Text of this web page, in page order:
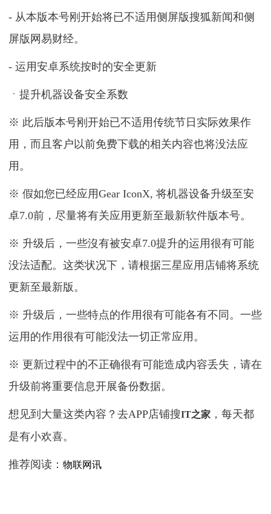
- 从本版本号刚开始将已不适用侧屏版搜狐新闻和侧
屏版网易财经。
- 运用安卓系统按时的安全更新
ㆍ提升机器设备安全系数
※ 此后版本号刚开始已不适用传统节日实际效果作
用，而且客户以前免费下载的相关内容也将没法应
用。
※ 假如您已经应用Gear IconX, 将机器设备升级至安
卓7.0前，尽量将有关应用更新至最新软件版本号。
※ 升级后，一些沒有被安卓7.0提升的运用很有可能
没法适配。这类状况下，请根据三星应用店铺将系统
更新至最新版。
※ 升级后，一些特点的作用很有可能各有不同。一些
运用的作用很有可能没法一切正常应用。
※ 更新过程中的不正确很有可能造成内容丢失，请在
升级前将重要信息开展备份数据。
想见到大量这类內容？去APP店铺搜IT之家 ，每天都
是有小欢喜。
推荐阅读：物联网讯